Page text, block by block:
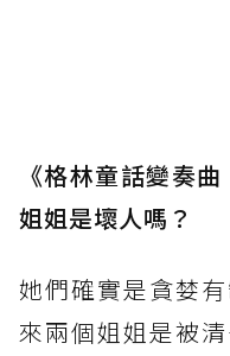
《格林童話變奏
姐姐是壞人嗎？
她們確實是貪婪
來兩個姐姐是被